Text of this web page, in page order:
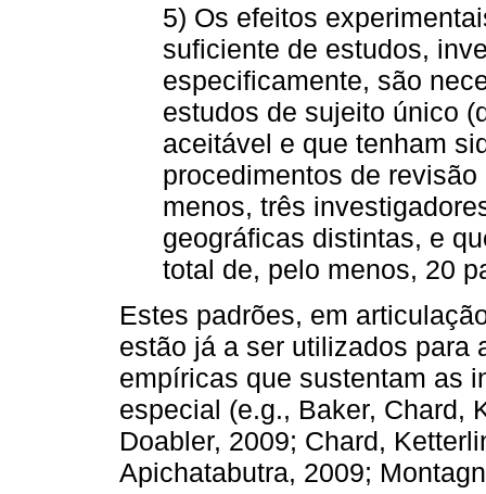
5) Os efeitos
suficiente de estudos,
especificamente, são
estudos de sujeito único
aceitável e que tenham
procedimentos de
menos, três
geográficas distintas, e
total de, pelo menos, 20
Estes padrões, em
estão já a ser utilizados para
empíricas que sustentam as
especial (e.g., Baker, Chard,
Doabler, 2009; Chard,
Apichatabutra, 2009;